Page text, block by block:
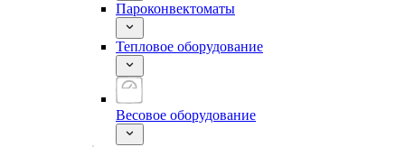
Пароконвектоматы
Тепловое оборудование
Весовое оборудование